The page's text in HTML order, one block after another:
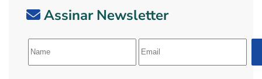
Assinar Newsletter